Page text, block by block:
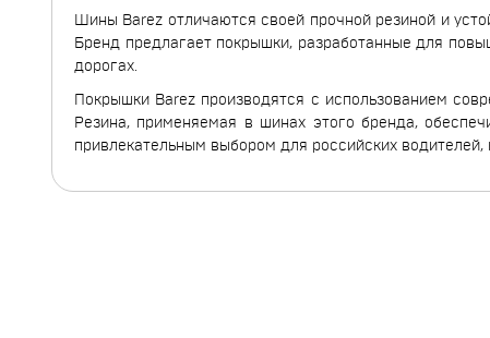
Duraturn
Evergreen
Farroad
Шины Barez отличаются своей прочной резиной и
Бренд предлагает покрышки, разработанные для
дорогах.
Покрышки Barez производятся с использованием
Резина, применяемая в шинах этого бренда,
привлекательным выбором для российских